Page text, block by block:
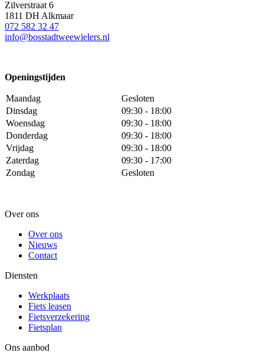
Zilverstraat 6
1811 DH Alkmaar
072 582 32 47
info@bosstadtweewielers.nl
Openingstijden
Maandag
Gesloten
Dinsdag
09:30 - 18:00
Woensdag
09:30 - 18:00
Donderdag
09:30 - 18:00
Vrijdag
09:30 - 18:00
Zaterdag
09:30 - 17:00
Zondag
Gesloten
Over ons
Over ons
Nieuws
Contact
Diensten
Werkplaats
Fiets leasen
Fietsverzekering
Fietsplan
Ons aanbod